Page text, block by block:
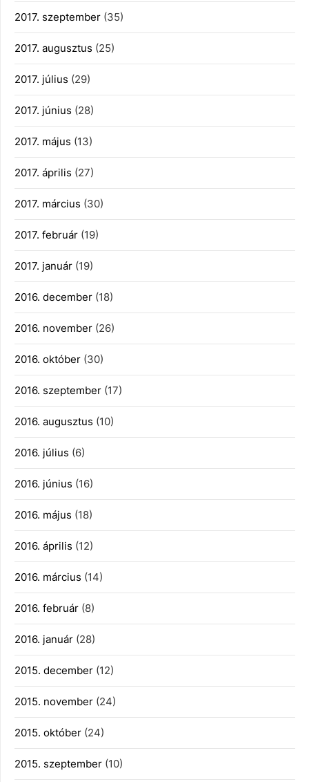
2017. szeptember (35)
2017. augusztus (25)
2017. július (29)
2017. június (28)
2017. május (13)
2017. április (27)
2017. március (30)
2017. február (19)
2017. január (19)
2016. december (18)
2016. november (26)
2016. október (30)
2016. szeptember (17)
2016. augusztus (10)
2016. július (6)
2016. június (16)
2016. május (18)
2016. április (12)
2016. március (14)
2016. február (8)
2016. január (28)
2015. december (12)
2015. november (24)
2015. október (24)
2015. szeptember (10)